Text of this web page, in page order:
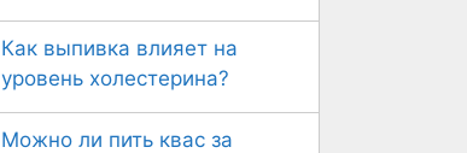
Как выпивка влияет на
уровень холестерина?
Можно ли пить квас за